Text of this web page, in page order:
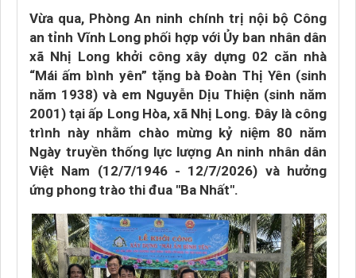
Vừa qua, Phòng An ninh chính trị nội bộ Công
an tỉnh Vĩnh Long phối hợp với Ủy ban nhân dân
xã Nhị Long khởi công xây dựng 02 căn nhà
“Mái ấm bình yên” tặng bà Đoàn Thị Yên (sinh
năm 1938) và em Nguyễn Dịu Thiện (sinh năm
2001) tại ấp Long Hòa, xã Nhị Long. Đây là công
trình này nhằm chào mừng kỷ niệm 80 năm
Ngày truyền thống lực lượng An ninh nhân dân
Việt Nam (12/7/1946 - 12/7/2026) và hưởng
ứng phong trào thi đua "Ba Nhất".